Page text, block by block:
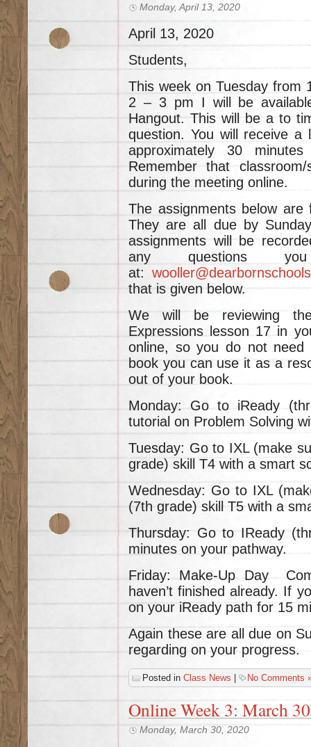
Monday, April 13, 2020
April 13, 2020
Students,
This week on Tuesday from
2 – 3 pm I will be
Hangout. This will be a to
question. You will receive a
approximately 30
Remember that
during the meeting online.
The assignments below
They are all due by
assignments will be
any questions
at:
that is given below.
We will be reviewing
Expressions lesson 17 in
online, so you do not
book you can use it as a
out of your book.
Monday: Go to iReady
tutorial on Problem Solving
Tuesday: Go to IXL (make
grade) skill T4 with a smart
Wednesday: Go to IXL
(7th grade) skill T5 with a
Thursday: Go to IReady
minutes on your pathway.
Friday: Make-Up Day
haven’t finished already. If
on your iReady path for 15
Again these are all due on
regarding on your progress.
Posted in Class News No Comments
Online Week 3: March
Monday, March 30, 2020